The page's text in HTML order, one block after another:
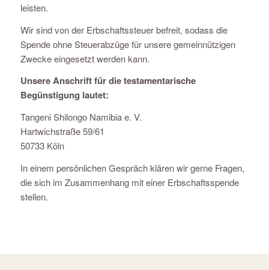
leisten.
Wir sind von der Erbschaftssteuer befreit, sodass die
Spende ohne Steuerabzüge für unsere gemeinnützigen
Zwecke eingesetzt werden kann.
Unsere Anschrift für die testamentarische
Begünstigung lautet:
Tangeni Shilongo Namibia e. V.
Hartwichstraße 59/61
50733 Köln
In einem persönlichen Gespräch klären wir gerne Fragen,
die sich im Zusammenhang mit einer Erbschaftsspende
stellen.